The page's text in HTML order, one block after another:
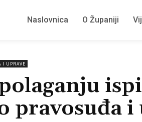
Naslovnica O Županiji
I UPRAVE
pravosuđa i